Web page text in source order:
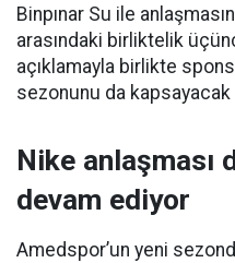
Binpınar Su ile
arasındaki birliktelik
açıklamayla birlikte
sezonunu da kapsayacak
Nike anlaşması
devam ediyor
Amedspor’un yeni